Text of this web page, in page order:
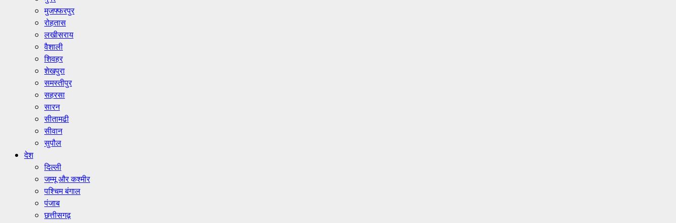
मुजफ्फरपुर
रोहतास
लखीसराय
वैशाली
शिवहर
शेखपुरा
समस्तीपुर
सहरसा
सारन
सीतामढी
सीवान
सुपौल
देश
दिल्ली
जम्मू और कश्मीर
पश्चिम बंगाल
पंजाब
छत्तीसगढ़